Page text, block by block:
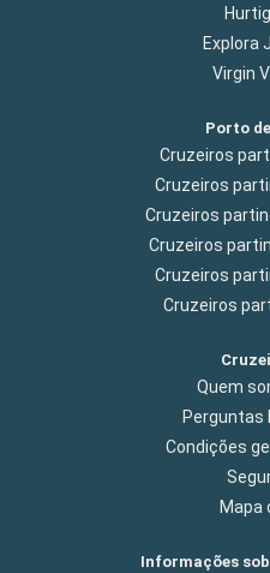
Explora
Virgin
Porto
Cruzeiros
Cruzeiros
Cruzeiros
Cruzeiros
Cruzeiros
Cruzeiros
Quem
Perguntas
Condições
Mapa
Informações